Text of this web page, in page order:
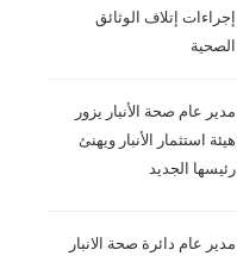
إجراءات إتلاف الوثائق
الصحية
مدير عام صحة الأنبار يزور
هيئة استثمار الأنبار ويهنئ
رئيسها الجديد
مدير عام دائرة صحة الانبار